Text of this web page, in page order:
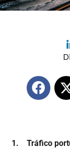
1. Tráfico